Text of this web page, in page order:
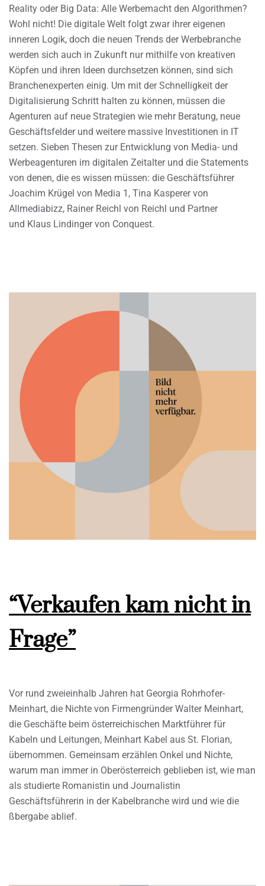
Reality oder Big Data: Alle Werbemacht den Algorithmen?
Wohl nicht! Die digitale Welt folgt zwar ihrer eigenen
inneren Logik, doch die neuen Trends der Werbebranche
werden sich auch in Zukunft nur mithilfe von kreativen
Köpfen und ihren Ideen durchsetzen können, sind sich
Branchenexperten einig. Um mit der Schnelligkeit der
Digitalisierung Schritt halten zu können, müssen die
Agenturen auf neue Strategien wie mehr Beratung, neue
Geschäftsfelder und weitere massive Investitionen in IT
setzen. Sieben Thesen zur Entwicklung von Media- und
Werbeagenturen im digitalen Zeitalter und die Statements
von denen, die es wissen müssen: die Geschäftsführer
Joachim Krügel von Media 1, Tina Kasperer von
Allmediabizz, Rainer Reichl von Reichl und Partner
und Klaus Lindinger von Conquest.
“Verkaufen kam nicht in
Frage”
Vor rund zweieinhalb Jahren hat Georgia Rohrhofer-
Meinhart, die Nichte von Firmengründer Walter Meinhart,
die Geschäfte beim österreichischen Marktführer für
Kabeln und Leitungen, Meinhart Kabel aus St. Florian,
übernommen. Gemeinsam erzählen Onkel und Nichte,
warum man immer in Oberösterreich geblieben ist, wie man
als studierte Romanistin und Journalistin
Geschäftsführerin in der Kabelbranche wird und wie die
ßbergabe ablief.